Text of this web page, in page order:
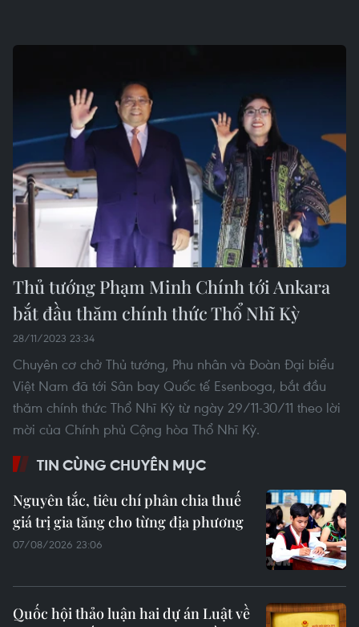
Thủ tướng Phạm Minh Chính tới Ankara
bắt đầu thăm chính thức Thổ Nhĩ Kỳ
28/11/2023 23:34
Chuyên cơ chở Thủ tướng, Phu nhân và Đoàn Đại biểu
Việt Nam đã tới Sân bay Quốc tế Esenboga, bắt đầu
thăm chính thức Thổ Nhĩ Kỳ từ ngày 29/11-30/11 theo lời
mời của Chính phủ Cộng hòa Thổ Nhĩ Kỳ.
TIN CÙNG CHUYÊN MỤC
Nguyên tắc, tiêu chí phân chia thuế
giá trị gia tăng cho từng địa phương
07/08/2026 23:06
Quốc hội thảo luận hai dự án Luật về